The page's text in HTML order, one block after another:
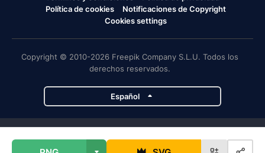
Política de cookies
Notificaciones de Copyright
Cookies settings
Copyright © 2010-2026 Freepik Company S.L.U. Todos los
derechos reservados.
Español